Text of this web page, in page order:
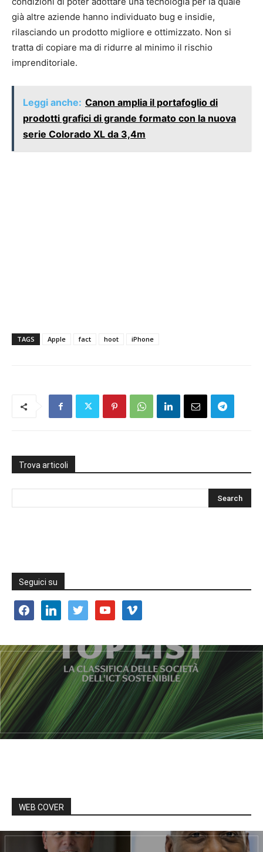
già altre aziende hanno individuato bug e insidie,
rilasciando un prodotto migliore e ottimizzato. Non si
tratta di copiare ma di ridurre al minimo il rischio
imprenditoriale.
Leggi anche: Canon amplia il portafoglio di
prodotti grafici di grande formato con la nuova
serie Colorado XL da 3,4m
TAGS Apple fact hoot iPhone
Trova articoli
Seguici su
facebooklinkedin twitter youtube vimeo
WEB COVER